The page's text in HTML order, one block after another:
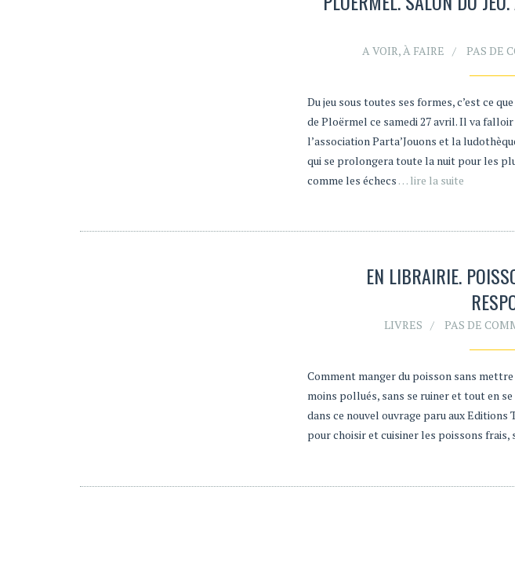
A VOIR, À FAIRE PAS DE
Du jeu sous toutes ses formes, c’est ce
de Ploërmel ce samedi 27 avril. Il va
l’association Parta’Jouons et la
qui se prolongera toute la nuit pour les
comme les échecs … lire la suite
EN LIBRAIRIE.
LIVRES PAS DE
Comment manger du poisson sans
moins pollués, sans se ruiner et tout en
dans ce nouvel ouvrage paru aux
pour choisir et cuisiner les poissons frais,